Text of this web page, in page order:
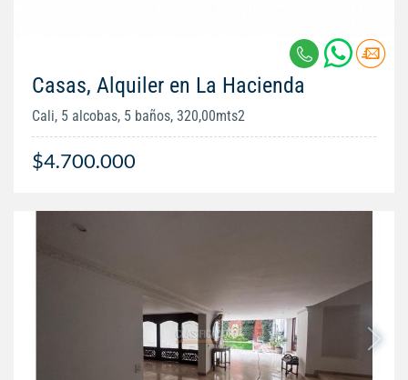
Casas, Alquiler en La Hacienda
Cali, 5 alcobas, 5 baños, 320,00mts2
$4.700.000